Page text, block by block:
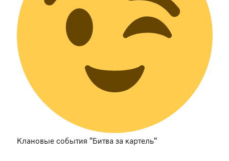
Клановые события "Битва за картель"